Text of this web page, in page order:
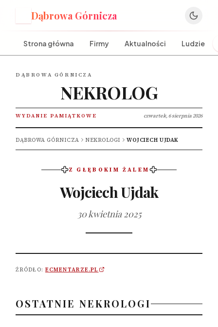
Dąbrowa Górnicza
Strona główna Firmy Aktualności Ludzie
DĄBROWA GÓRNICZA
NEKROLOG
WYDANIE PAMIĄTKOWE czwartek, 6 sierpnia 2026
DĄBROWA GÓRNICZA NEKROLOGI WOJCIECH UJDAK
Z GŁĘBOKIM ŻALEM
Wojciech Ujdak
30 kwietnia 2025
ŹRÓDŁO: ECMENTARZE.PL
OSTATNIE NEKROLOGI